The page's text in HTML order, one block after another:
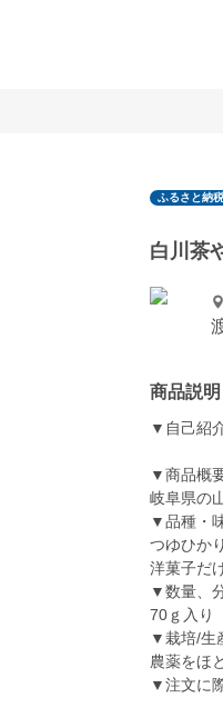
ふるさと納
白川茶
商品説明
▼自己紹
▼商品概
岐阜県の
▼品種・
つゆひか
洋菓子だ
▼数量、
70ｇ入り
▼栽培/生
農薬をほ
▼注文に